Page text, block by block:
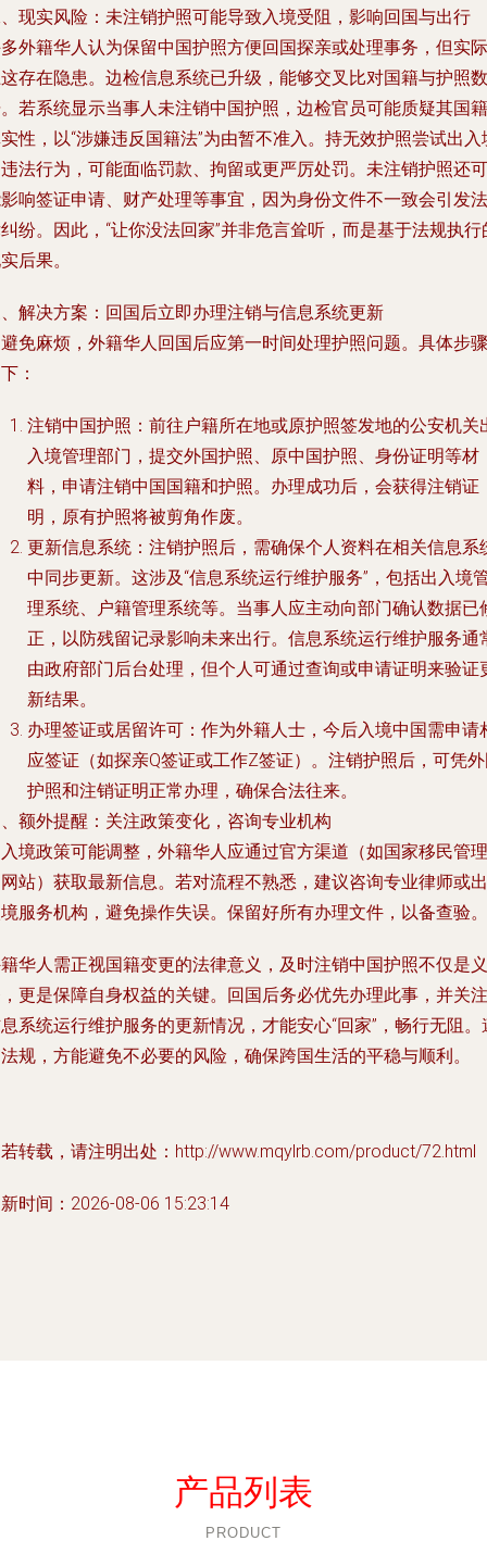
现实风险：未注销护照可能导致入境受阻，影响回国与出行
外籍华人认为保留中国护照方便回国探亲或处理事务，但实际
存在隐患。边检信息系统已升级，能够交叉比对国籍与护照数
若系统显示当事人未注销中国护照，边检官员可能质疑其国籍
性，以“涉嫌违反国籍法”为由暂不准入。持无效护照尝试出入
法行为，可能面临罚款、拘留或更严厉处罚。未注销护照还可
响签证申请、财产处理等事宜，因为身份文件不一致会引发法
纷。因此，“让你没法回家”并非危言耸听，而是基于法规执行
后果。
解决方案：回国后立即办理注销与信息系统更新
免麻烦，外籍华人回国后应第一时间处理护照问题。具体步骤
：
注销中国护照：前往户籍所在地或原护照签发地的公安机关
入境管理部门，提交外国护照、原中国护照、身份证明等材
料，申请注销中国国籍和护照。办理成功后，会获得注销证
明，原有护照将被剪角作废。
更新信息系统：注销护照后，需确保个人资料在相关信息系
中同步更新。这涉及“信息系统运行维护服务”，包括出入境
理系统、户籍管理系统等。当事人应主动向部门确认数据已
正，以防残留记录影响未来出行。信息系统运行维护服务通
由政府部门后台处理，但个人可通过查询或申请证明来验证
新结果。
办理签证或居留许可：作为外籍人士，今后入境中国需申请
应签证（如探亲Q签证或工作Z签证）。注销护照后，可凭
护照和注销证明正常办理，确保合法往来。
额外提醒：关注政策变化，咨询专业机构
境政策可能调整，外籍华人应通过官方渠道（如国家移民管理
站）获取最新信息。若对流程不熟悉，建议咨询专业律师或出
服务机构，避免操作失误。保留好所有办理文件，以备查验。
华人需正视国籍变更的法律意义，及时注销中国护照不仅是义
更是保障自身权益的关键。回国后务必优先办理此事，并关注
系统运行维护服务的更新情况，才能安心“回家”，畅行无阻。
规，方能避免不必要的风险，确保跨国生活的平稳与顺利。
转载，请注明出处：http://www.mqylrb.com/product/72.html
时间：2026-08-06 15:23:14
产品列表
PRODUCT